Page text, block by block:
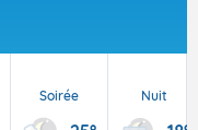
Soirée Nuit